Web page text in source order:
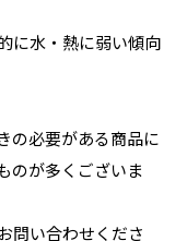
に水・熱に弱い傾向
の必要がある商品に
のが多くございま
問い合わせくださ